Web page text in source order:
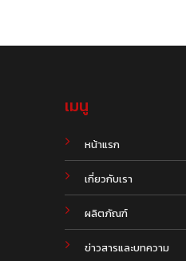
เมนู
หน้าแรก
เกี่ยวกับเรา
ผลิตภัณฑ์
ข่าวสารและบทความ